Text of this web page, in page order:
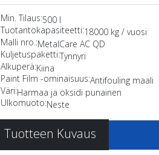
Min. Tilaus:500 l
Tuotantokapasiteetti:18000 kg / vuosi
Malli nro.:MetalCare AC QD
Kuljetuspaketti:Tynnyri
Alkuperä:Kiina
Paint Film -ominaisuus:Antifouling maali
Väri:Harmaa ja oksidi punainen
Ulkomuoto:Neste
Tuotteen Kuvaus